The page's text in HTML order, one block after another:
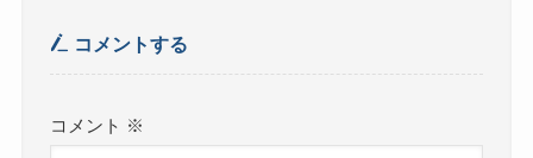
コメントする
コメント ※